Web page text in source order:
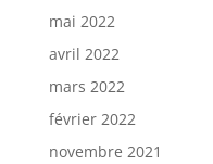
mai 2022
avril 2022
mars 2022
février 2022
novembre 2021